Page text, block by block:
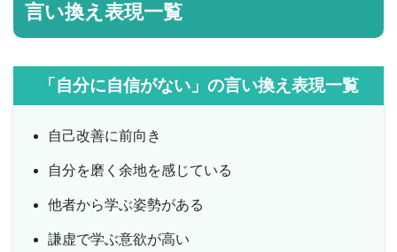
言い換え表現一覧
「自分に自信がない」の言い換え表現一覧
自己改善に前向き
自分を磨く余地を感じている
他者から学ぶ姿勢がある
謙虚で学ぶ意欲が高い